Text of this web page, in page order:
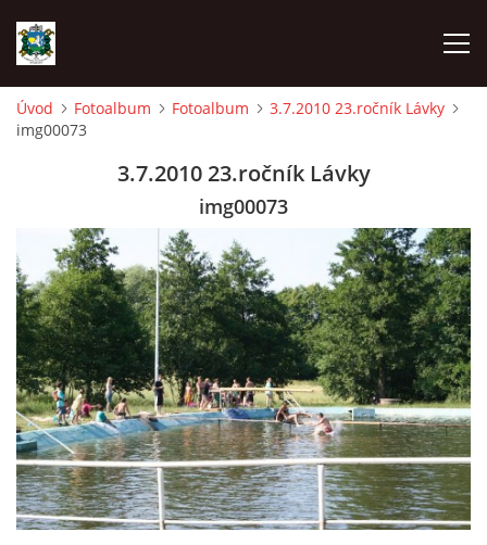
ÚVOD
LÁVKA
FICHTLCUP
PŘIHLAŠOVACÍ FORMULÁŘ NA FICHTLCUP 2026
LISTINA PŘIHLÁŠENÝCH ZÁVODNÍKŮ FICHTLCUP 2026
VÝSLEDKY 19. ROČNÍKU LICOMĚLICKÉHO FICHTLCUPU
Úvod Fotoalbum Fotoalbum
3.7.2010 23.ročník Lávky
img00073
3.7.2010 23.ročník Lávky
img00073